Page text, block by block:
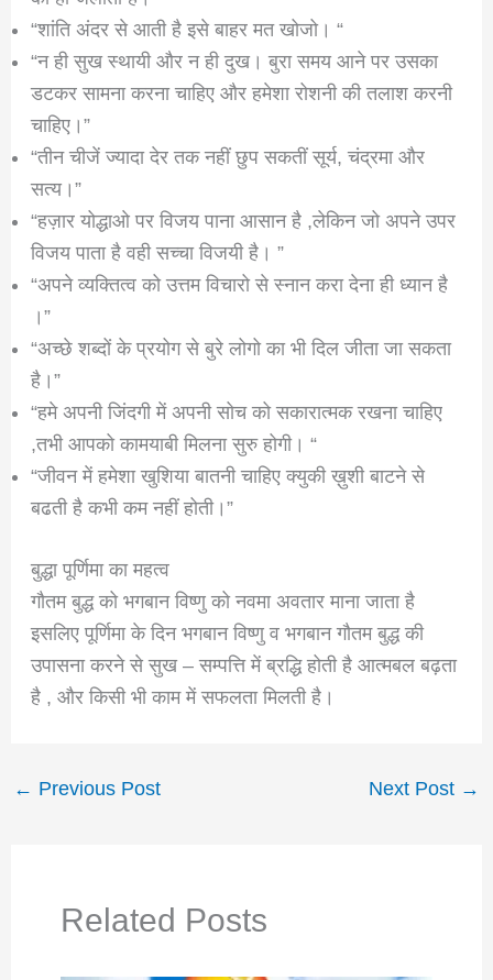
“शांति अंदर से आती है इसे बाहर मत खोजो। “
“न ही सुख स्थायी और न ही दुख। बुरा समय आने पर उसका
डटकर सामना करना चाहिए और हमेशा रोशनी की तलाश करनी
चाहिए।”
“तीन चीजें ज्यादा देर तक नहीं छुप सकतीं सूर्य, चंद्रमा और
सत्य।”
“हज़ार योद्धाओ पर विजय पाना आसान है ,लेकिन जो अपने उपर
विजय पाता है वही सच्चा विजयी है। ”
“अपने व्यक्तित्व को उत्तम विचारो से स्नान करा देना ही ध्यान है
।”
“अच्छे शब्दों के प्रयोग से बुरे लोगो का भी दिल जीता जा सकता
है।”
“हमे अपनी जिंदगी में अपनी सोच को सकारात्मक रखना चाहिए
,तभी आपको कामयाबी मिलना सुरु होगी। “
“जीवन में हमेशा खुशिया बातनी चाहिए क्युकी ख़ुशी बाटने से
बढती है कभी कम नहीं होती।”
बुद्धा पूर्णिमा का महत्व
गौतम बुद्ध को भगबान विष्णु को नवमा अवतार माना जाता है
इसलिए पूर्णिमा के दिन भगबान विष्णु व भगबान गौतम बुद्ध की
उपासना करने से सुख – सम्पत्ति में ब्रद्धि होती है आत्मबल बढ़ता
है , और किसी भी काम में सफलता मिलती है।
← Previous Post Next Post →
Related Posts